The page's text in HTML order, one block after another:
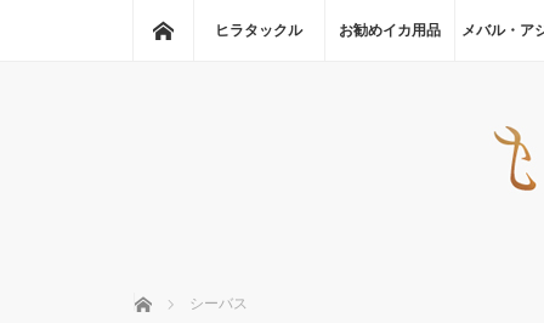
ホーム
ヒラタックル お勧めイカ用品 メバル・ア
ホーム シーバス